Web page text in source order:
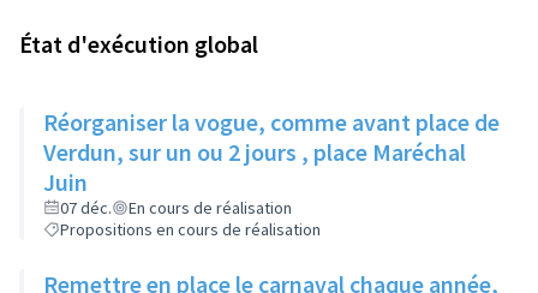
État d'exécution global
Réorganiser la vogue, comme avant place de
Verdun, sur un ou 2 jours , place Maréchal
Juin
07 déc.
En cours de réalisation
Propositions en cours de réalisation
Remettre en place le carnaval chaque année,